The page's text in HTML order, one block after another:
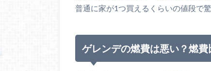
普通に家が1つ買えるくらいの値段で
ゲレンデの燃費は悪い？燃費